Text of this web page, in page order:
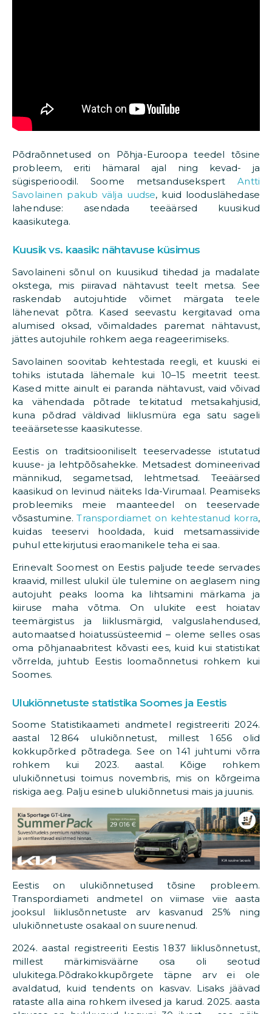
Põdraõnnetused on Põhja-Euroopa teedel tõsine
probleem, eriti hämaral ajal ning kevad- ja
sügisperioodil. Soome metsandusekspertAntti
Savolainen pakub välja uudse, kuid looduslähedase
lahenduse: asendada teeäärsed kuusikud
kaasikutega.​
Kuusik vs. kaasik: nähtavuse küsimus
Savolaineni sõnul on kuusikud tihedad ja madalate
okstega, mis piiravad nähtavust teelt metsa. See
raskendab autojuhtide võimet märgata teele
lähenevat põtra. Kased seevastu kergitavad oma
alumised oksad, võimaldades paremat nähtavust,
jättes autojuhile rohkem aega reageerimiseks.​
Savolainen soovitab kehtestada reegli, et kuuski ei
tohiks istutada lähemale kui 10–15 meetrit teest.
Kased mitte ainult ei paranda nähtavust, vaid võivad
ka vähendada põtrade tekitatud metsakahjusid,
kuna põdrad väldivad liiklusmüra ega satu sageli
teeäärsetesse kaasikutesse.​
Eestis on traditsiooniliselt teeservadesse istutatud
kuuse- ja lehtpõõsahekke. Metsadest domineerivad
männikud, segametsad, lehtmetsad. Teeäärsed
kaasikud on levinud näiteks Ida-Virumaal. Peamiseks
probleemiks meie maanteedel on teeservade
võsastumine.Transpordiamet on kehtestanud korra,
kuidas teeservi hooldada, kuid metsamassiivide
puhul ettekirjutusi eraomanikele teha ei saa.
Erinevalt Soomest on Eestis paljude teede servades
kraavid, millest ulukil üle tulemine on aeglasem ning
autojuht peaks looma ka lihtsamini märkama ja
kiiruse maha võtma. On ulukite eest hoiatav
teemärgistus ja liiklusmärgid, valguslahendused,
automaatsed hoiatussüsteemid – oleme selles osas
oma põhjanaabritest kõvasti ees, kuid kui statistikat
võrrelda, juhtub Eestis loomaõnnetusi rohkem kui
Soomes.
Ulukiõnnetuste statistika Soomes ja Eestis
Soome Statistikaameti andmetel registreeriti 2024.
aastal 12 864 ulukiõnnetust, millest 1 656 olid
kokkupõrked põtradega. See on 141 juhtumi võrra
rohkem kui 2023. aastal. Kõige rohkem
ulukiõnnetusi toimus novembris, mis on kõrgeima
riskiga aeg. Palju esineb ulukiõnnetusi mais ja juunis.​
Eestis on ulukiõnnetused tõsine probleem.
Transpordiameti andmetel on viimase viie aasta
jooksul liiklusõnnetuste arv kasvanud 25% ning
ulukiõnnetuste osakaal on suurenenud.
2024. aastal registreeriti Eestis 1 837 liiklusõnnetust,
millest märkimisväärne osa oli seotud
ulukitega.Põdrakokkupõrgete täpne arv ei ole
avaldatud, kuid tendents on kasvav.​ Lisaks jäävad
rataste alla aina rohkem ilvesed ja karud. 2025. aasta